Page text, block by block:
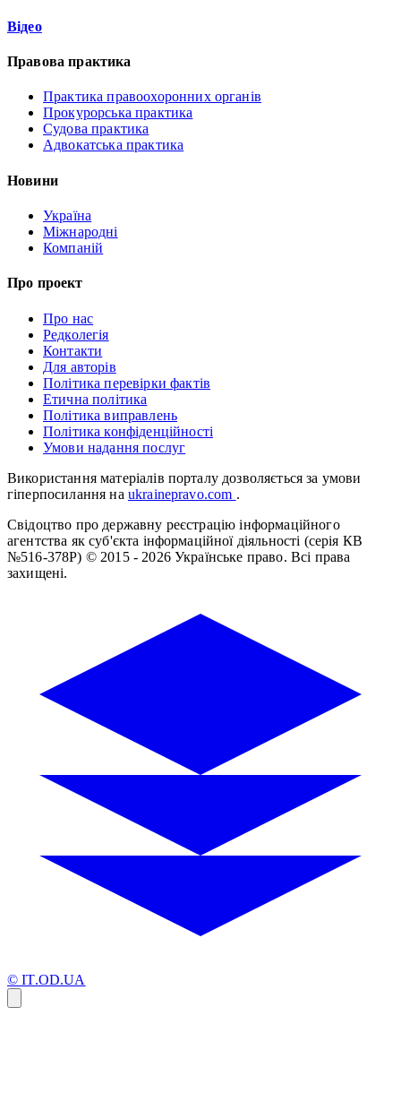
Відео
Правова практика
Практика правоохоронних органів
Прокурорська практика
Судова практика
Адвокатська практика
Новини
Україна
Міжнародні
Компаній
Про проект
Про нас
Редколегія
Контакти
Для авторів
Політика перевірки фактів
Етична політика
Політика виправлень
Політика конфіденційності
Умови надання послуг
Використання матеріалів порталу дозволяється за умови
гіперпосилання на ukrainepravo.com .
Свідоцтво про державну реєстрацію інформаційного
агентства як суб'єкта інформаційної діяльності (серія КВ
№516-378Р) © 2015 - 2026 Українське право. Всі права
захищені.
© IT.OD.UA